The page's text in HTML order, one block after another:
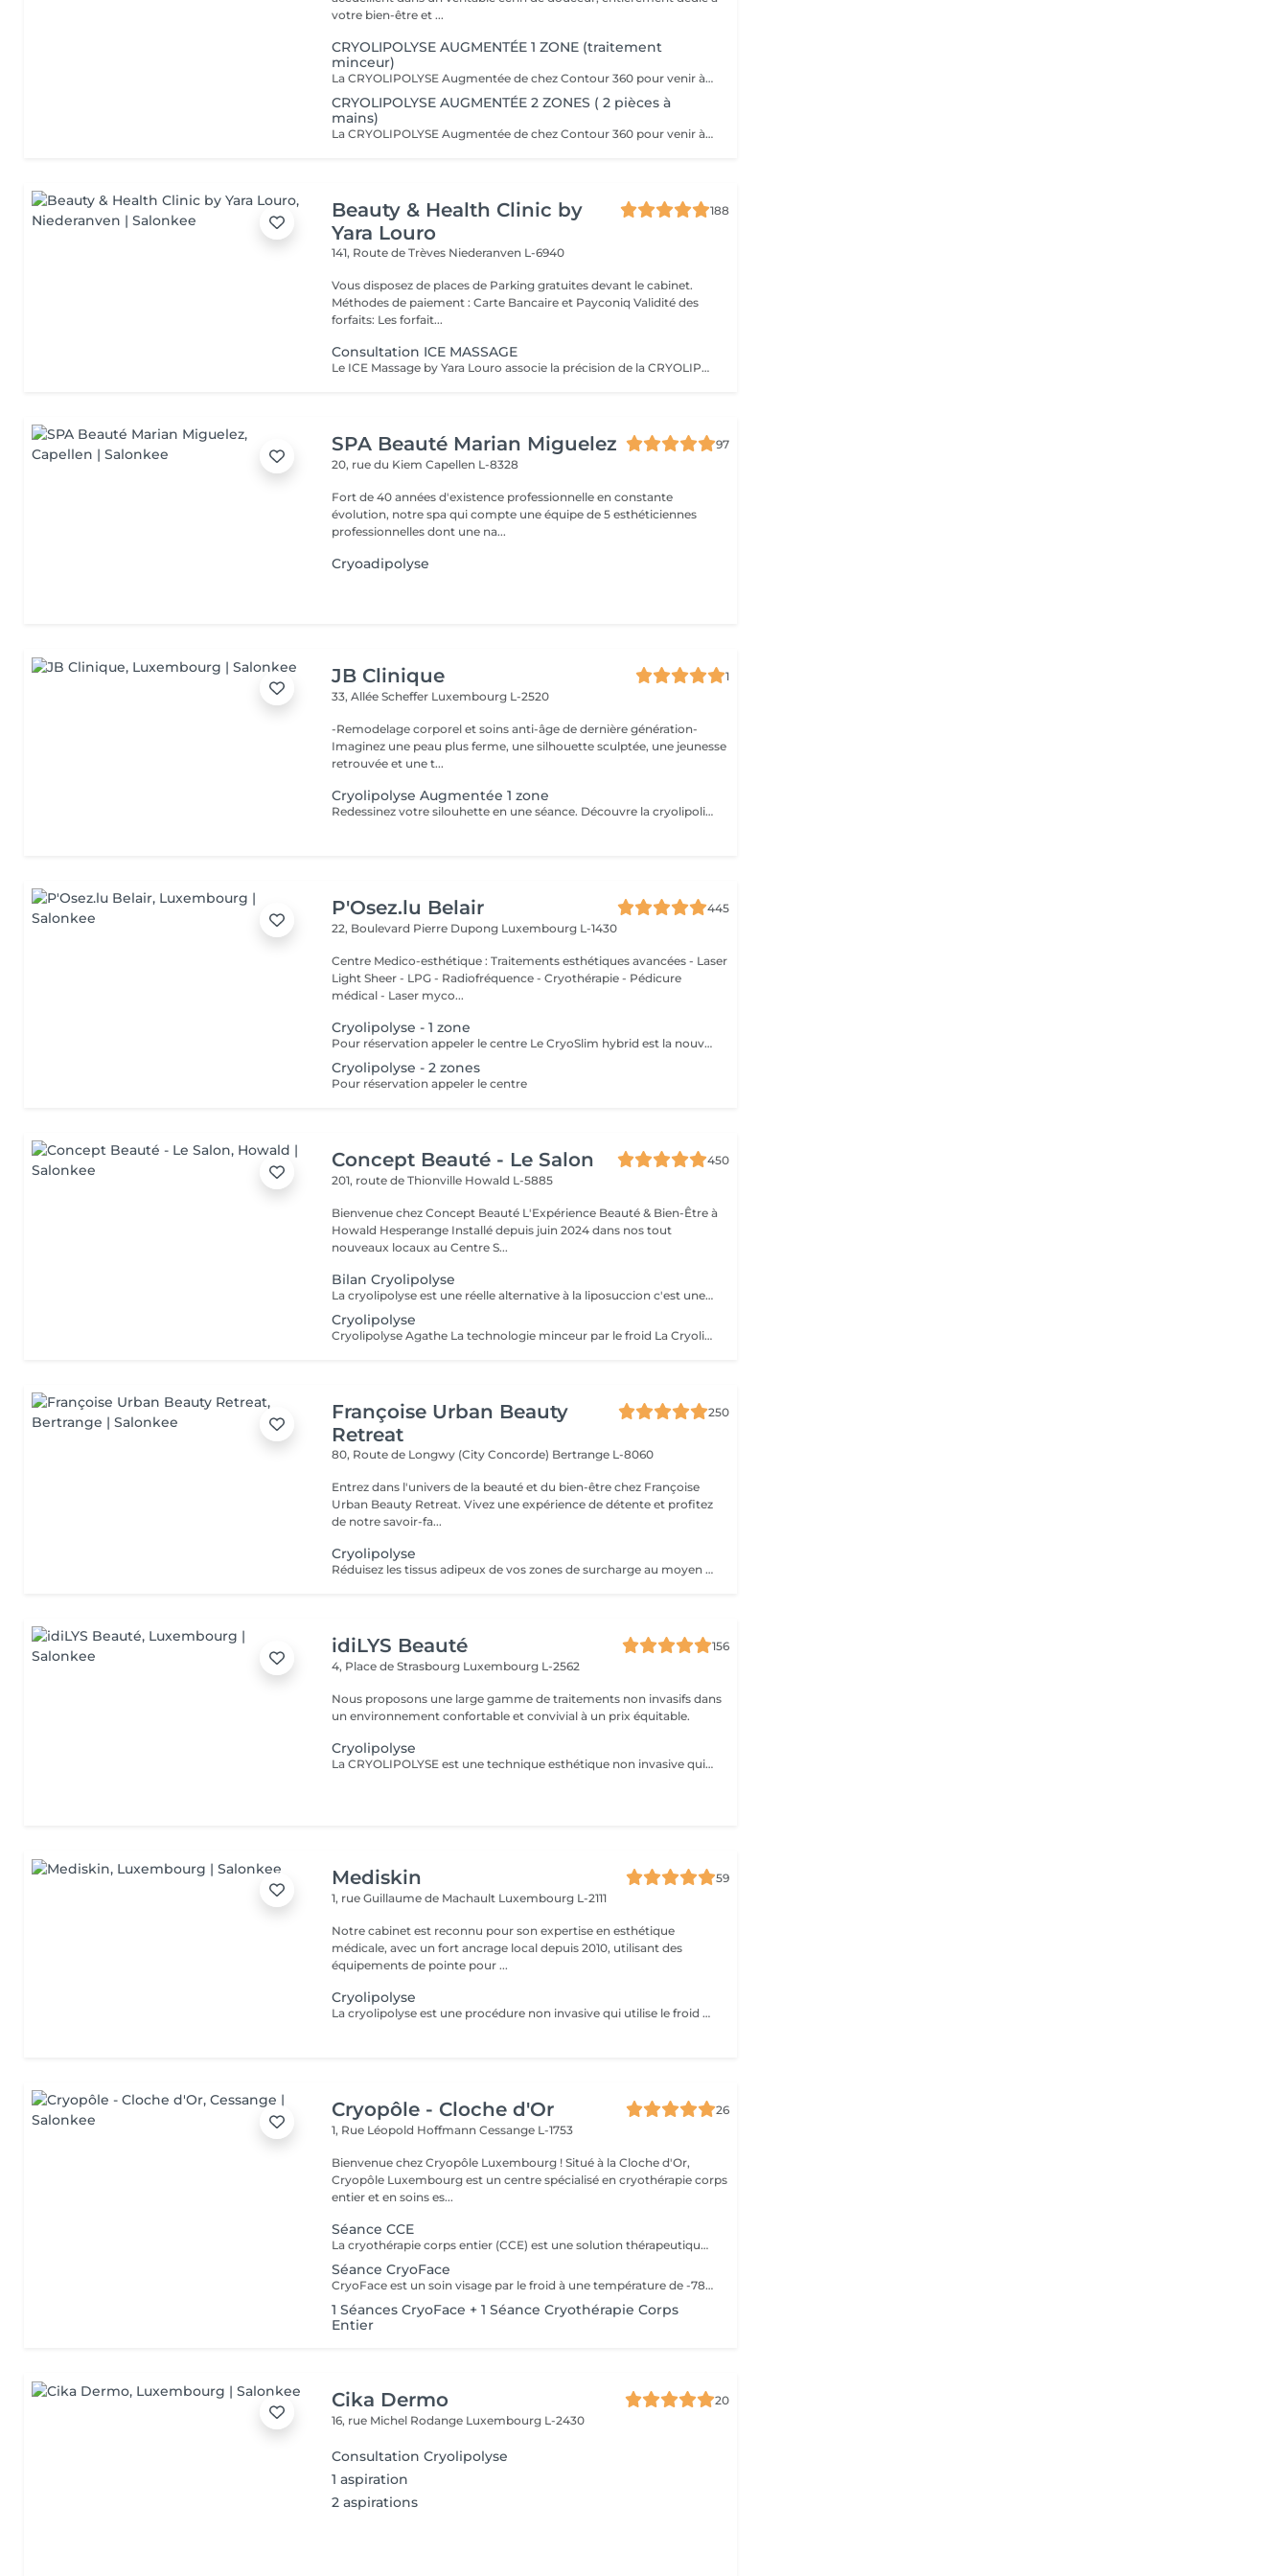
votre bien-être et ...
CRYOLIPOLYSE AUGMENTÉE 1 ZONE (traitement
minceur)
La CRYOLIPOLYSE Augmentée de chez Contour 360 pour venir à bout en une séance de nos bourrelets disgracieux. La Cryolipolyse Augmentée permet la destruction et l'élimination naturelle des cellules graisseuses par l'application d'un froid intense sur l'amas ciblé, avec des résultats visibles et permanent dès la première séance. Que ce soit pour le ventre, les poignées d'amour, les cuisses, la culotte de cheval, le pli du soutien gorge ou les bras, Contour 360 offre des solutions sur-mesure grâce à ses différents applicateurs ergonomiques (small, medium, large, flat, Helios). Chacun est conçu pour cibler efficacement les amas graisseux spécifiques, permettant une personnalisation optimale du traitement. Le soin Contour 360 est une révolution dans le domaine de l'esthétique corporelle. Si vous cherchez à affiner votre silhouette sans recourir à des interventions chirurgicales invasives, ce traitement est idéal !
CRYOLIPOLYSE AUGMENTÉE 2 ZONES ( 2 pièces à
mains)
La CRYOLIPOLYSE Augmentée de chez Contour 360 pour venir à bout en une séance de nos bourrelets disgracieux. La Cryolipolyse Augmentée permet la destruction et l'élimination naturelle des cellules graisseuses par l'application d'un froid intense sur l'amas ciblé, avec des résultats visibles et permanent dès la première séance. Que ce soit pour le ventre, les poignées d'amour, les cuisses, la culotte de cheval, le pli du soutien gorge ou les bras, Contour 360 offre des solutions sur-mesure grâce à ses différents applicateurs ergonomiques (small, medium, large, flat, Helios). Chacun est conçu pour cibler efficacement les amas graisseux spécifiques, permettant une personnalisation optimale du traitement. Le soin Contour 360 est une révolution dans le domaine de l'esthétique corporelle. Si vous cherchez à affiner votre silhouette sans recourir à des interventions chirurgicales invasives, ce traitement est idéal !
Beauty & Health Clinic by
Yara Louro
188
141, Route de Trèves Niederanven L-6940
Vous disposez de places de Parking gratuites devant le cabinet.
Méthodes de paiement : Carte Bancaire et Payconiq Validité des
forfaits: Les forfait...
Consultation ICE MASSAGE
Le ICE Massage by Yara Louro associe la précision de la CRYOLIPOLYSE à des techniques de massage expertes pour cibler les amas graisseux localisés, redéfinir harmonieusement les contours de la silhouette et révéler une peau plus lisse, plus tonique et sublimée. Afin d'offrir une expérience parfaitement adaptée à vos objectifs, une consultation initiale est recommandée. Lors de cette rencontre personnalisée, nous : analyserons avec précision les zones concernées élaborerons un protocole sur mesure, pensé selon vos besoins et vos attentes vous présenterons le déroulement de votre parcours ainsi que les résultats attendus établirons une proposition personnalisée pour la continuité de votre accompagnement
SPA Beauté Marian Miguelez
97
20, rue du KiemCapellen L-8328
Fort de 40 années d'existence professionnelle en constante
évolution, notre spa qui compte une équipe de 5 esthéticiennes
professionnelles dont une na...
Cryoadipolyse
JB Clinique
1
33, Allée Scheffer Luxembourg L-2520
-Remodelage corporel et soins anti-âge de dernière génération-
Imaginez une peau plus ferme, une silhouette sculptée, une jeunesse
retrouvée et une t...
Cryolipolyse Augmentée 1 zone
Redessinez votre silouhette en une séance. Découvre la cryolipolise augmentée, une technologie haute gamme, fariquée en France par ContourParis. Éliminez les amas graisseux grâce à l'efficacité du froid. Il est possible qu'il y ait des contre-indications à la réalisation de ce soin. Si vous n'êtes jamais venu, je vous conseille de réserver au préalable un bilan silhouette ou de téléphoner au cabinet.
P'Osez.lu Belair
445
22, Boulevard Pierre Dupong Luxembourg L-1430
Centre Medico-esthétique : Traitements esthétiques avancées - Laser
Light Sheer - LPG - Radiofréquence - Cryothérapie - Pédicure
médical - Laser myco...
Cryolipolyse - 1 zone
Pour réservation appeler le centre Le CryoSlim hybrid est la nouvelle génération de Cryolipolyse médicale (traitement des cellules de graisse par le froid). CryoSlim hybrid est le seul appareil d'amincissement à garantir les résultats minceur cliniquement supérieurs à la moyenne et exclusivement avec des températures de traitement saines et sans danger pour l'organisme. Ce traitement concerne les hommes et les femmes qui présentent une ou plusieurs zones localisées souvent résistantes aux efforts de régime et sport : ventre, poignées d'amour, culotte de cheval, intérieur des cuisses, genoux, bras, dos.
Cryolipolyse - 2 zones
Pour réservation appeler le centre
Concept Beauté - Le Salon
450
201, route de Thionville Howald L-5885
Bienvenue chez Concept Beauté L'Expérience Beauté & Bien-Être à
Howald Hesperange Installé depuis juin 2024 dans nos tout
nouveaux locaux au Centre S...
Bilan Cryolipolyse
La cryolipolyse est une réelle alternative à la liposuccion c'est une méthode radicale, unique et non invasive qui détruit la graisse par le froid. Cette technique est utilisée pour redessiner votre silhouette et gommer la cellulite. Idéale pour le ventre, les poignées d'amour sur les hanches, les fesses et la culotte de cheval mais aussi l'interieur des cuisses et des bras.
Cryolipolyse
Cryolipolyse Agathe La technologie minceur par le froid La Cryolipolyse est une technique innovante qui utilise le froid contrôlé pour éliminer définitivement les cellules graisseuses (adipocytes) de façon ciblée et naturelle. Grâce à l'appareil Agathe, dernière génération réelle alternative à la liposuccion, nous offrons une méthode efficace et non invasive pour remodeler la silhouette et affiner les zones rebelles dès la première séance. Les zones traitées Nous ciblons les zones où les amas graisseux sont les plus tenaces et difficiles à éliminer avec le sport ou l'alimentation : - Ventre & Bas du ventre : Réduit la graisse abdominale et améliore le galbe du ventre. - Poignées d'amour : Affine la taille et redessine les contours. - Culotte de cheval : Atténue les amas graisseux sur les hanches et les fesses. - Intérieur des cuisses : Permet d'affiner et d'harmoniser la silhouette des jambes. - Bras : Cible le relâchement cutané et sculpte les bras. - Double menton : Redéfinit l'ovale du visage et affine le cou. Quels résultats attendre EN UNE SEULE SÉANCE ? * Réduction visible des amas graisseux grâce à la destruction des cellules adipeuses. * Peau plus lisse et raffermie, grâce à l'effet tenseur du froid sur les tissus. * Perte de centimètres sur la zone traitée (les premiers résultats sont visibles après 3 à 4 semaines, avec un effet optimal en 6 à 8 semaines). * Résultats durables : Les cellules graisseuses éliminées ne reviennent pas si une bonne hygiène de vie est maintenue. Un bilan personnalisé est réalisé avant chaque séance pour définir votre programme minceur et adapter le traitement à vos besoins.
Françoise Urban Beauty
Retreat
250
80, Route de Longwy (City Concorde) Bertrange L-8060
Entrez dans l'univers de la beauté et du bien-être chez Françoise
Urban Beauty Retreat. Vivez une expérience de détente et profitez
de notre savoir-fa...
Cryolipolyse
Réduisez les tissus adipeux de vos zones de surcharge au moyen dun système de refroidissement contrôlé. La technique Cooltech réduit définitivement les tissus adipeux pour des résultats visibles après une seule séance. Le traitement est indolore, non invasif, sûr et efficace. Abdomen, poignées damour, intérieur et extérieur des cuisses, bourrelets dans le dos, intérieur et extérieur des genoux, culotte de cheval. Cure de 2 Soins possibles - Prix 845
idiLYS Beauté
156
4, Place de Strasbourg Luxembourg L-2562
Nous proposons une large gamme de traitements non invasifs dans
un environnement confortable et convivial à un prix équitable.
Cryolipolyse
La CRYOLIPOLYSE est une technique esthétique non invasive qui utilise le froid pour réduire les amas graisseux localisés. La LUMINOTHÉRAPIE du visage consiste à exposer la peau à des lumières LED afin de stimuler le renouvellement cellulaire et améliorer l'éclat du teint.
Mediskin
59
1, rue Guillaume de Machault Luxembourg L-2111
Notre cabinet est reconnu pour son expertise en esthétique
médicale, avec un fort ancrage local depuis 2010, utilisant des
équipements de pointe pour ...
Cryolipolyse
La cryolipolyse est une procédure non invasive qui utilise le froid pour détruire les cellules graisseuses localisées. Pendant le traitement, un applicateur refroidit les cellules graisseuses à des températures très basses, ce qui entraîne leur cristallisation et leur élimination progressive par le système lymphatique. Avantages : -Réduction des amas graisseux résistants au sport et aux régimes. -Procédure non invasive sans chirurgie ni anesthésie. Adaptabilité : -La cryolipolyse convient à tous les types de peau. Contre-indications : -Déconseillé aux femmes enceintes. Lors de la première séance, nous établirons ensemble vos objectifs et déterminerons le type de soin le plus adapté à votre peau. Pour toute question, contactez-nous ou réservez un rendez-vous conseil gratuit.
Cryopôle - Cloche d'Or
26
1, Rue Léopold HoffmannCessange L-1753
Bienvenue chez Cryopôle Luxembourg ! Situé à la Cloche d'Or,
Cryopôle Luxembourg est un centre spécialisé en cryothérapie corps
entier et en soins es...
Séance CCE
La cryothérapie corps entier (CCE) est une solution thérapeutique non médicamenteuse par le froid. Elle utilise l'action du froid en produisant un effet antalgique et anti-inflammatoire sur tout le corps dans de nombreux domaines : médical, sportif, bien-être et esthétique. Cures de 5, 12, 20, 60 et 100 séances disponibles.
Séance CryoFace
CryoFace est un soin visage par le froid à une température de -78°C sèche et confortable. Cette technique douce et naturelle vient stimuler tous les récepteurs de la peau. Cure de 10 séances disponible.
1 Séances CryoFace + 1 Séance Cryothérapie Corps
Entier
Cika Dermo
20
16, rue Michel Rodange Luxembourg L-2430
Consultation Cryolipolyse
1 aspiration
2 aspirations